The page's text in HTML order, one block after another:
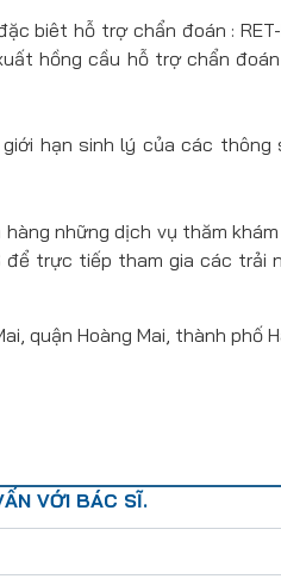
biêt hỗ trợ chẩn đoán : RET-
hồng cầu hỗ trợ chẩn
hạn sinh lý của các
hàng những dịch vụ thăm
để trực tiếp tham gia các trải
quận Hoàng Mai, thành phố
VỚI BÁC SĨ.